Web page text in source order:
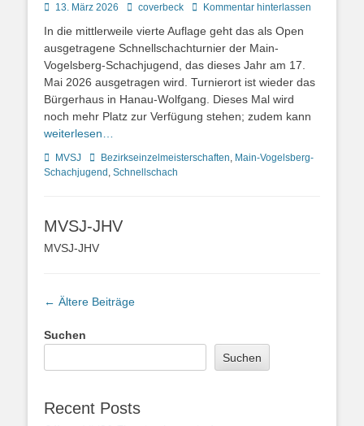
Posted
13. März 2026 Autorcoverbeck Kommentar hinterlassen
In die mittlerweile vierte Auflage geht das als Open
ausgetragene Schnellschachturnier der Main-
Vogelsberg-Schachjugend, das dieses Jahr am 17.
Mai 2026 ausgetragen wird. Turnierort ist wieder das
Bürgerhaus in Hanau-Wolfgang. Dieses Mal wird
noch mehr Platz zur Verfügung stehen; zudem kann
weiterlesen…
Kategorien
MVSJ Schlagworte
Bezirkseinzelmeisterschaften, Main-Vogelsberg-
Schachjugend , Schnellschach
MVSJ-JHV
MVSJ-JHV
Beitragsnavigation
← Ältere Beiträge
Suchen
Suchen
Recent Posts